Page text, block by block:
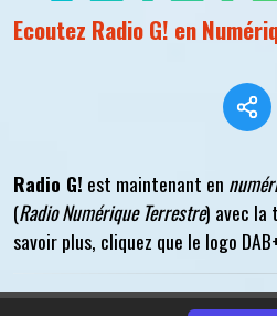
Ecoutez Radio G! en
Radio G! est maintenant en
(Radio Numérique Terrestre) avec la
savoir plus, cliquez que le logo